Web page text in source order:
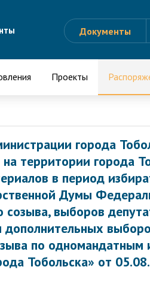
Документы
Проекты
города
территории города
в период
Думы
созыва, выборов
дополнительных
по
Тобольска» от